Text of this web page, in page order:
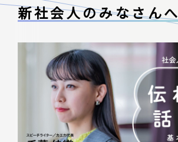
新社会人のみなさんへ